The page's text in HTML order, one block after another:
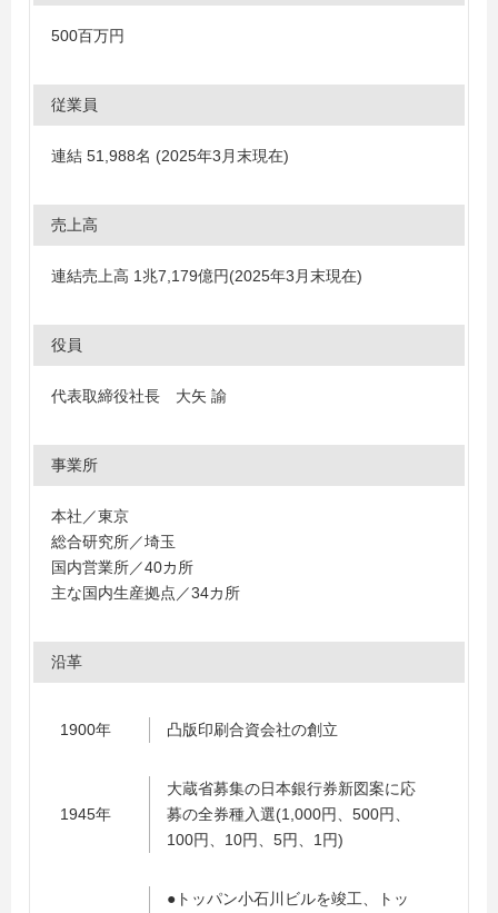
500百万円
従業員
連結 51,988名 (2025年3月末現在)
売上高
連結売上高 1兆7,179億円(2025年3月末現在)
役員
代表取締役社長 大矢 諭
事業所
本社／東京
総合研究所／埼玉
国内営業所／40カ所
主な国内生産拠点／34カ所
沿革
1900年 凸版印刷合資会社の創立
1945年
大蔵省募集の日本銀行券新図案に応
募の全券種入選(1,000円、500円、
100円、10円、5円、1円)
●トッパン小石川ビルを竣工、トッ